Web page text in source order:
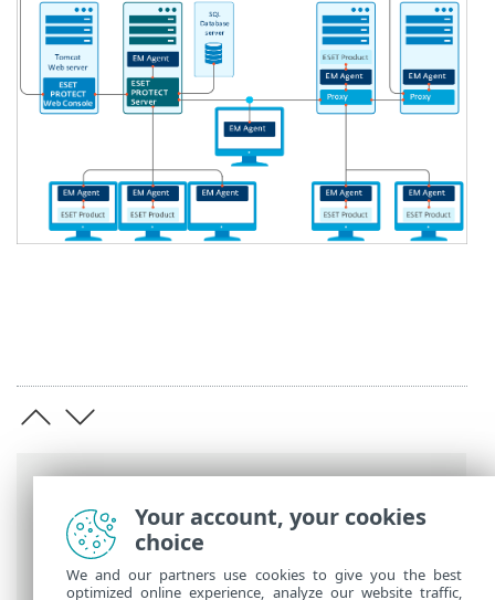
ESET Online Yardım
ESET PROTECT On-
Prem> Giriş Mimari > Agent
Your account, your cookies
choice
We and our partners use cookies to give you the best
optimized online experience, analyze our website traffic,